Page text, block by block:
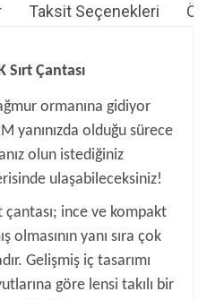
Taksit Seçenekleri
Çantası
ormanına gidiyor
yanınızda olduğu sürece
olun istediğiniz
ulaşabileceksiniz!
çantası; ince ve kompakt
yanı sıra çok
Gelişmiş iç tasarımı
göre lensi takılı bir